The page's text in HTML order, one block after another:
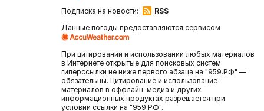
Подписка на новости:
RSS
Данные погоды предоставляются сервисом
При цитировании и использовании любых материалов
в Интернете открытые для поисковых систем
гиперссылки не ниже первого абзаца на "959.РФ" —
обязательны. Цитирование и использование
материалов в оффлайн-медиа и других
информационных продуктах разрешается при
условии ссылки на "959.РФ".